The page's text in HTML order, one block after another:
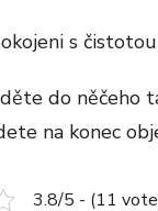
s
do něčeho
na konec
3.8/5 - (11